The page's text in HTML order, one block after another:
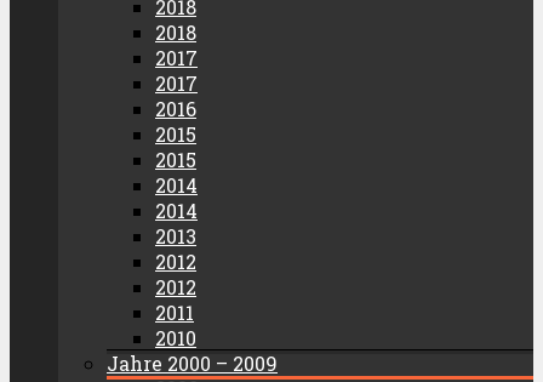
2018
2018
2017
2017
2016
2015
2015
2014
2014
2013
2012
2012
2011
2010
Jahre 2000 – 2009